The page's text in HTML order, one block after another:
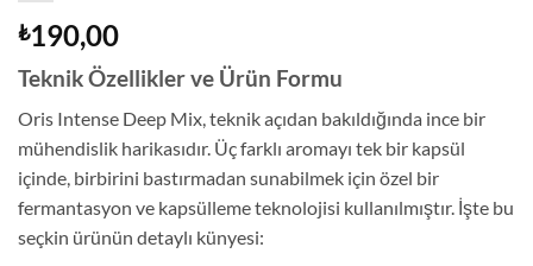
₺190,00
Teknik Özellikler ve Ürün Formu
Oris Intense Deep Mix, teknik açıdan bakıldığında ince bir
mühendislik harikasıdır. Üç farklı aromayı tek bir kapsül
içinde, birbirini bastırmadan sunabilmek için özel bir
fermantasyon ve kapsülleme teknolojisi kullanılmıştır. İşte bu
seçkin ürünün detaylı künyesi: